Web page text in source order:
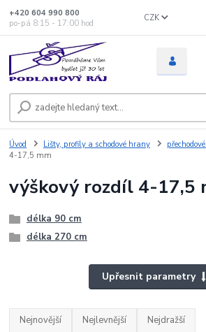
CZK
+420 604 990 800
po-pá 8:15 - 17:00 hod
Úvod Lišty, profily a schodové hrany
4-17,5 mm
výškový rozdíl 4-17,5
délka 90 cm
délka 270 cm
Upřesnit parametry
Nejnovější Nejlevnější Nejdražší